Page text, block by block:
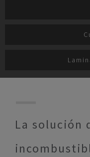
La solución